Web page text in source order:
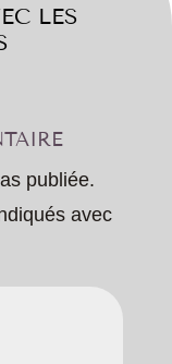
LES
publiée.
avec